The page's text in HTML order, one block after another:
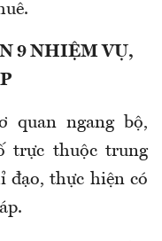
9 NHIỆM VỤ,
quan ngang bộ,
trực thuộc trung
đạo, thực hiện có